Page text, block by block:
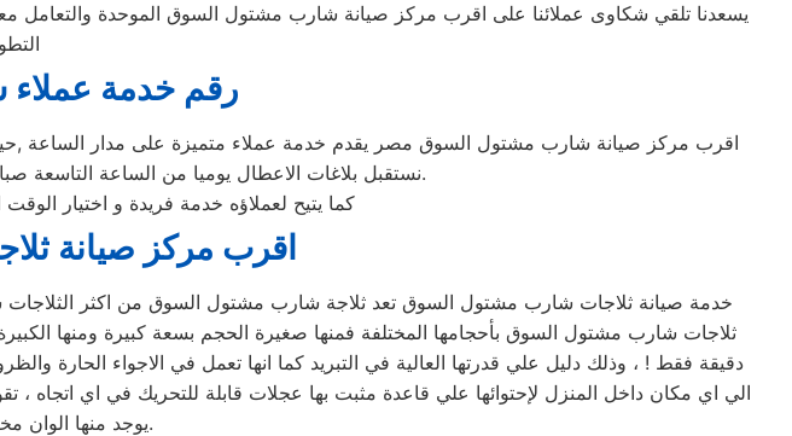
يسعدنا تلقي شكاوى عملائنا على اقرب مركز صيانة شارب مشتول السوق الموحدة والتعامل
رقم خدمة
اقرب مركز صيانة شارب مشتول السوق مصر يقدم خدمة عملاء متميزة على مدار الساعة
نستقبل بلاغات الاعطال يوميا من الساعة التاسعة صباحا حتى التاسعة مساء من خلال الرقم المختصر لخدمة العملاء.
كما يتيح لعملاؤه خدمة فريدة و اختيار
اقرب مركز صيانة
خدمة صيانة ثلاجات شارب مشتول السوق تعد ثلاجة شارب مشتول السوق من اكثر الثلاجات
دقيقة فقط ! ، وذلك دليل علي قدرتها العالية في التبريد كما انها تعمل في الاجواء الحارة
الي اي مكان داخل المنزل لإحتوائها علي قاعدة مثبت بها عجلات قابلة للتحريك في اي اتجاه ،
يوجد منها الوان مختلفة لتناسب كافة التصاميم.